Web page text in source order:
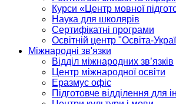
Курси «Центр мовної
Наука для школярів
Сертифікатні програми
Освітній центр "Освіта-
Міжнародні зв'язки
Відділ міжнародних зв’язків
Центр міжнародної освіти
Еразмус офіс
Підготовче відділення для